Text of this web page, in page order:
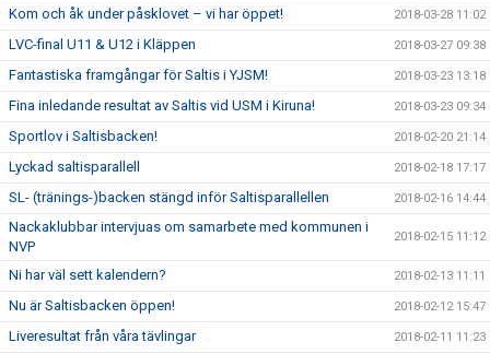
Kom och åk under påsklovet – vi har öppet! 2018-03-28 11:02
LVC-final U11 & U12 i Kläppen 2018-03-27 09:38
Fantastiska framgångar för Saltis i YJSM! 2018-03-23 13:18
Fina inledande resultat av Saltis vid USM i Kiruna! 2018-03-23 09:34
Sportlov i Saltisbacken! 2018-02-20 21:14
Lyckad saltisparallell 2018-02-18 17:17
SL- (tränings-)backen stängd inför Saltisparallellen 2018-02-16 14:44
Nackaklubbar intervjuas om samarbete med kommunen i
NVP
2018-02-15 11:12
Ni har väl sett kalendern? 2018-02-13 11:11
Nu är Saltisbacken öppen! 2018-02-12 15:47
Liveresultat från våra tävlingar 2018-02-11 11:23